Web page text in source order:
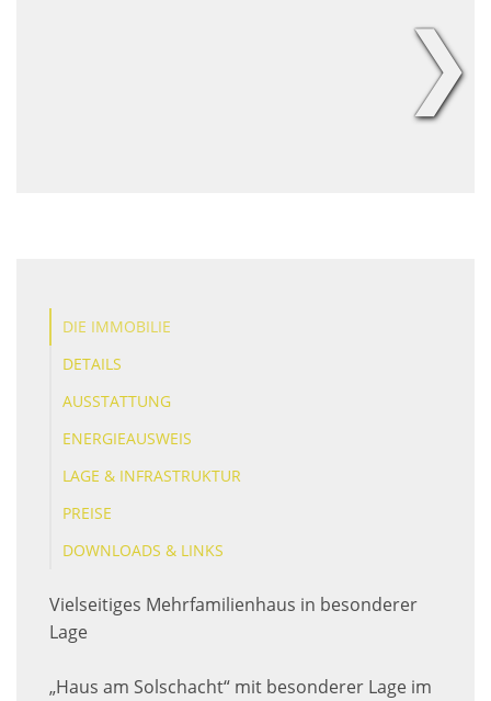
❯
DIE IMMOBILIE
DETAILS
AUSSTATTUNG
ENERGIEAUSWEIS
LAGE & INFRASTRUKTUR
PREISE
DOWNLOADS & LINKS
Vielseitiges Mehrfamilienhaus in besonderer
Lage
„Haus am Solschacht“ mit besonderer Lage im